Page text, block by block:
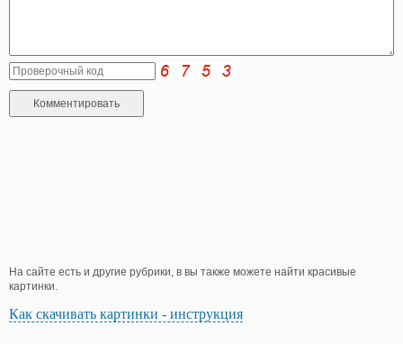
На сайте есть и другие рубрики, в вы также можете найти красивые
картинки.
Как скачивать картинки - инструкция